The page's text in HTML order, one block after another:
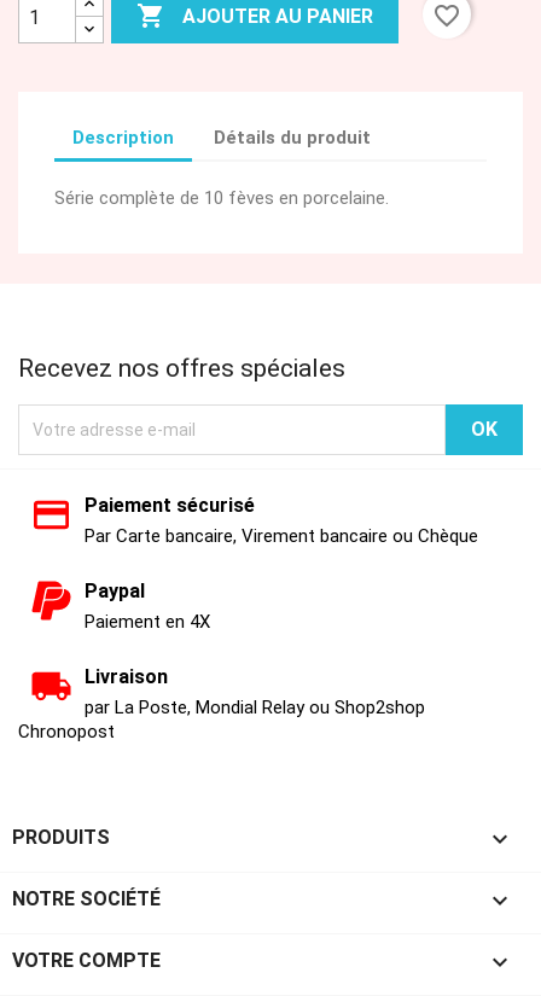
 AJOUTER AU PANIER favorite_border
Description Détails du produit
Série complète de 10 fèves en porcelaine.
Recevez nos offres spéciales
Paiement sécurisé
Par Carte bancaire, Virement bancaire ou Chèque
Paypal
Paiement en 4X
Livraison
par La Poste, Mondial Relay ou Shop2shop
Chronopost
PRODUITS 
NOTRE SOCIÉTÉ 
VOTRE COMPTE 